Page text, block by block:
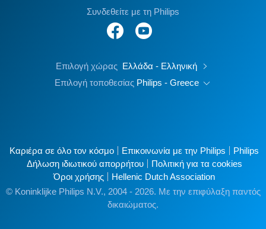
Συνδεθείτε με τη Philips
Επιλογή χώρας Ελλάδα - Ελληνική
Επιλογή τοποθεσίας Philips - Greece
Καριέρα σε όλο τον κόσμο Επικοινωνία με την Philips
Philips
Δήλωση ιδιωτικού απορρήτου
Πολιτική για τα cookies
Όροι χρήσης
Hellenic Dutch Association
© Koninklijke Philips N.V., 2004 - 2026. Με την επιφύλαξη παντός
δικαιώματος.